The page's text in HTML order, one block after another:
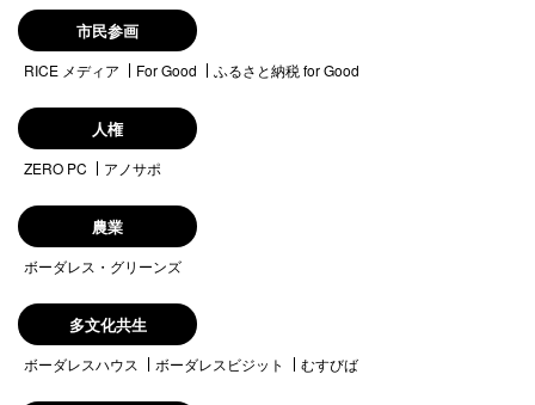
市民参画
RICE メディア For Good ふるさと納税 for Good
人権
ZERO PC アノサポ
農業
ボーダレス・グリーンズ
多文化共生
ボーダレスハウス ボーダレスビジット むすびば